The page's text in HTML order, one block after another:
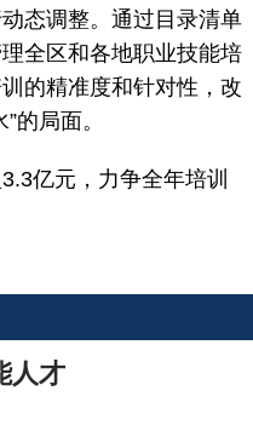
态调整。通过目录清单
全区和各地职业技能培
的精准度和针对性，改
的局面。
亿元，力争全年培训
人才